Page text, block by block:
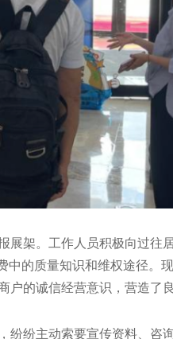
架。工作人员积极向过往
中的质量知识和维权途径。
的诚信经营意识，营造了
纷纷主动索要宣传资料、咨